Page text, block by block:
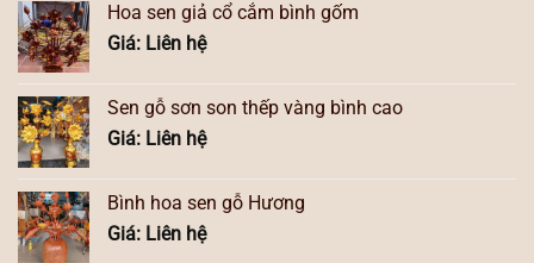
Hoa sen giả cổ cắm bình gốm
Giá: Liên hệ
Sen gỗ sơn son thếp vàng bình cao
Giá: Liên hệ
Bình hoa sen gỗ Hương
Giá: Liên hệ